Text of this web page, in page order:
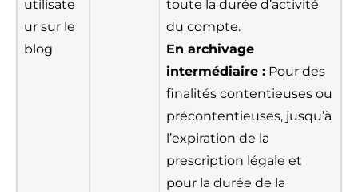
utilisate
ur sur le
blog
toute la durée d’activité
du compte.
En archivage
intermédiaire : Pour des
finalités contentieuses ou
précontentieuses, jusqu’à
l’expiration de la
prescription légale et
pour la durée de la